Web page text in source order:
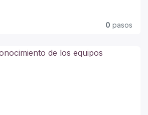
0 pasos